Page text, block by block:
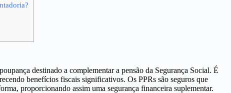
destinado a complementar a pensão da Segurança Social. É
benefícios fiscais significativos. Os PPRs são seguros que
proporcionando assim uma segurança financeira suplementar.